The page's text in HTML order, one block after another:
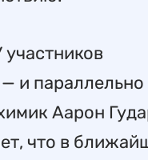
и параллельно
Аарон
что в